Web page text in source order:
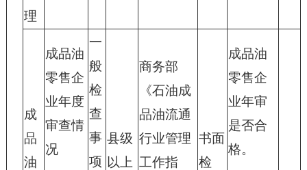
理
成
品
油
成品油
零售企
业年度
审查情
况
一
般
检
查
事
项
县级
以上
商务部
《石油成
品油流通
行业管理
工作指
书面
检
成品油
零售企
业年审
是否合
格。